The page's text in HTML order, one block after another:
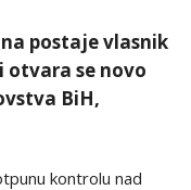
postaje vlasnik
otvara se novo
BiH,
kontrolu nad